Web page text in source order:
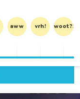
aww vrh! woot?!